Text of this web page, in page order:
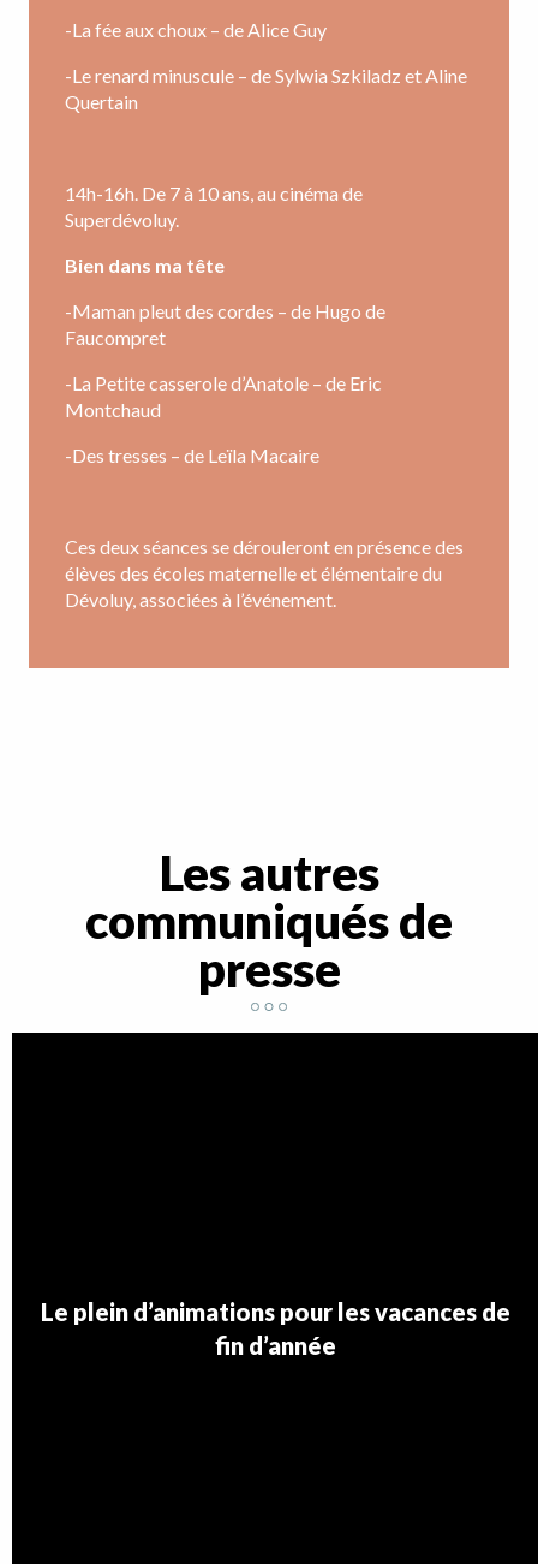
-La fée aux choux – de Alice Guy
-Le renard minuscule – de Sylwia Szkiladz et Aline
Quertain
14h-16h. De 7 à 10 ans, au cinéma de
Superdévoluy.
Bien dans ma tête
-Maman pleut des cordes – de Hugo de
Faucompret
-La Petite casserole d’Anatole – de Eric
Montchaud
-Des tresses – de Leïla Macaire
Ces deux séances se dérouleront en présence des
élèves des écoles maternelle et élémentaire du
Dévoluy, associées à l’événement.
Les autres
communiqués de
presse
Le plein d’animations pour les vacances de
fin d’année